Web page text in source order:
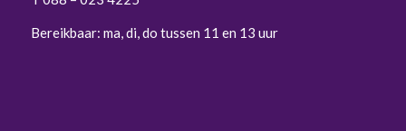
Bereikbaar: ma, di, do tussen 11 en 13 uur